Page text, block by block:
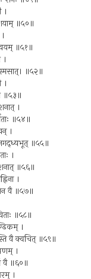
।
॥५०॥
स्वयम् ॥५१॥
॥५२॥
।
॥५३॥
।
॥५४॥
।
जगद्ध्यभूत् ॥५५॥
।
॥५६॥
।
वै ॥५७॥
॥५८॥
।
वै क्वचित् ॥५९॥
।
वै ॥६०॥
।